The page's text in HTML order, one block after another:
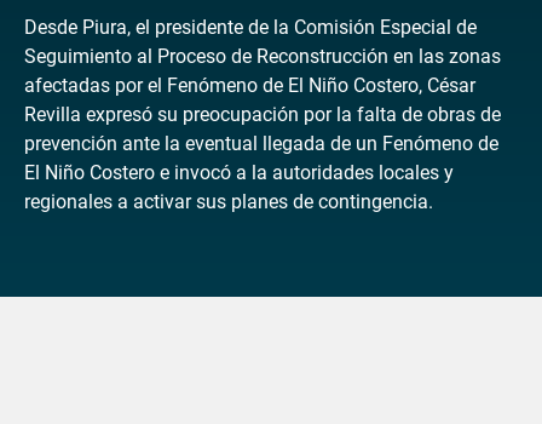
Desde Piura, el presidente de la Comisión Especial de
Seguimiento al Proceso de Reconstrucción en las zonas
afectadas por el Fenómeno de El Niño Costero, César
Revilla expresó su preocupación por la falta de obras de
prevención ante la eventual llegada de un Fenómeno de
El Niño Costero e invocó a la autoridades locales y
regionales a activar sus planes de contingencia.